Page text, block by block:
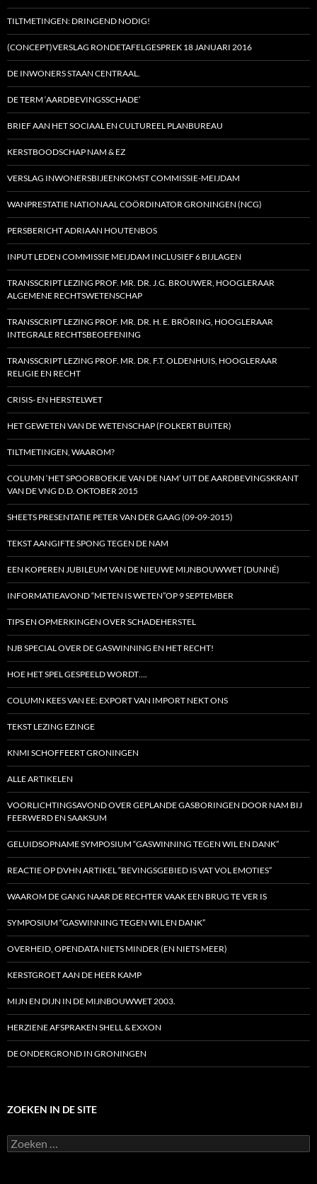
TILTMETINGEN: DRINGEND NODIG!
(CONCEPT)VERSLAG RONDETAFELGESPREK 18 JANUARI 2016
DE INWONERS STAAN CENTRAAL.
DE TERM ‘AARDBEVINGSSCHADE’
BRIEF AAN HET SOCIAAL EN CULTUREEL PLANBUREAU
KERSTBOODSCHAP NAM & EZ
VERSLAG INWONERSBIJEENKOMST COMMISSIE-MEIJDAM
WANPRESTATIE NATIONAAL COÖRDINATOR GRONINGEN (NCG)
PERSBERICHT ADRIAAN HOUTENBOS
INPUT LEDEN COMMISSIE MEIJDAM INCLUSIEF 6 BIJLAGEN
TRANSSCRIPT LEZING PROF. MR. DR. J.G. BROUWER, HOOGLERAAR
ALGEMENE RECHTSWETENSCHAP
TRANSSCRIPT LEZING PROF. MR. DR. H. E. BRÖRING, HOOGLERAAR
INTEGRALE RECHTSBEOEFENING
TRANSSCRIPT LEZING PROF. MR. DR. F.T. OLDENHUIS, HOOGLERAAR
RELIGIE EN RECHT
CRISIS- EN HERSTELWET
HET GEWETEN VAN DE WETENSCHAP (FOLKERT BUITER)
TILTMETINGEN, WAAROM?
COLUMN ‘HET SPOORBOEKJE VAN DE NAM’ UIT DE AARDBEVINGSKRANT
VAN DE VNG D.D. OKTOBER 2015
SHEETS PRESENTATIE PETER VAN DER GAAG (09-09-2015)
TEKST AANGIFTE SPONG TEGEN DE NAM
EEN KOPEREN JUBILEUM VAN DE NIEUWE MIJNBOUWWET (DUNNÉ)
INFORMATIEAVOND “METEN IS WETEN”OP 9 SEPTEMBER
TIPS EN OPMERKINGEN OVER SCHADEHERSTEL
NJB SPECIAL OVER DE GASWINNING EN HET RECHT!
HOE HET SPEL GESPEELD WORDT….
COLUMN KEES VAN EE: EXPORT VAN IMPORT NEKT ONS
TEKST LEZING EZINGE
KNMI SCHOFFEERT GRONINGEN
ALLE ARTIKELEN
VOORLICHTINGSAVOND OVER GEPLANDE GASBORINGEN DOOR NAM BIJ
FEERWERD EN SAAKSUM
GELUIDSOPNAME SYMPOSIUM “GASWINNING TEGEN WIL EN DANK”
REACTIE OP DVHN ARTIKEL “BEVINGSGEBIED IS VAT VOL EMOTIES”
WAAROM DE GANG NAAR DE RECHTER VAAK EEN BRUG TE VER IS
SYMPOSIUM “GASWINNING TEGEN WIL EN DANK”
OVERHEID, OPENDATA NIETS MINDER (EN NIETS MEER)
KERSTGROET AAN DE HEER KAMP
MIJN EN DIJN IN DE MIJNBOUWWET 2003.
HERZIENE AFSPRAKEN SHELL & EXXON
DE ONDERGROND IN GRONINGEN
ZOEKEN IN DE SITE
Zoeken
naar: